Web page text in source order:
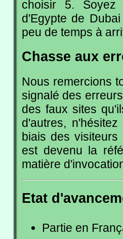
choisir 5. Soyez
d'Egypte de
peu de temps à
Chasse aux
Nous remercions
signalé des
des faux sites
d'autres,
biais des
est devenu la
matière
Etat
Partie en